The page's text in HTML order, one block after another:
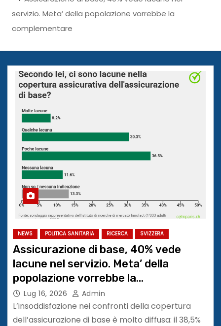
servizio. Meta’ della popolazione vorrebbe la
complementare
NEWS POLITICA SANITARIA RICERCA SVIZZERA
Assicurazione di base, 40% vede
lacune nel servizio. Meta’ della
popolazione vorrebbe la
complementare
Lug 16, 2026 Admin
L’insoddisfazione nei confronti della copertura
dell’assicurazione di base è molto diffusa: il 38,5%